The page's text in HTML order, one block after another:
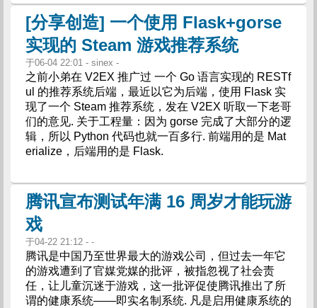
[分享创造] 一个使用 Flask+gorse
实现的 Steam 游戏推荐系统
于06-04 22:01 - sinex -
之前小弟在 V2EX 推广过 一个 Go 语言实现的 RESTf
ul 的推荐系统后端，最近以它为后端，使用 Flask 实
现了一个 Steam 推荐系统，发在 V2EX 听取一下老哥
们的意见. 关于工程量：因为 gorse 完成了大部分的逻
辑，所以 Python 代码也就一百多行. 前端用的是 Mat
erialize，后端用的是 Flask.
腾讯宣布测试年满 16 周岁才能玩游
戏
于04-22 21:12 - -
腾讯是中国乃至世界最大的游戏公司，但过去一年它
的游戏遭到了官媒党媒的批评，被指忽视了社会责
任，让儿童沉迷于游戏，这一批评促使腾讯推出了所
谓的健康系统——即实名制系统. 凡是启用健康系统的